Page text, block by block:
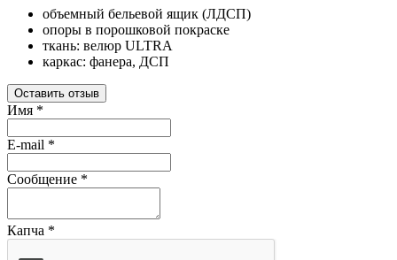
объемный бельевой ящик (ЛДСП)
опоры в порошковой покраске
ткань: велюр ULTRA
каркас: фанера, ДСП
Оставить отзыв
Имя *
E-mail *
Сообщение *
Капча *